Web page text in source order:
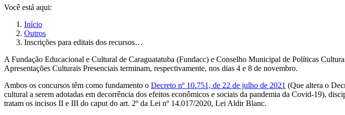
Você está aqui:
Início
Outros
Inscrições para editais dos recursos…
A Fundação Educacional e Cultural de Caraguatatuba (Fundacc) e Conselho Municipal de Políticas
Apresentações Culturais Presenciais terminam, respectivamente, nos dias 4 e 8 de novembro.
Ambos os concursos têm como fundamento o Decreto nº 10.751, de 22 de julho de 2021 (Que altera o
cultural a serem adotadas em decorrência dos efeitos econômicos e sociais da pandemia da Covid-19),
tratam os incisos II e III do caput do art. 2º da Lei nº 14.017/2020, Lei Aldir Blanc.